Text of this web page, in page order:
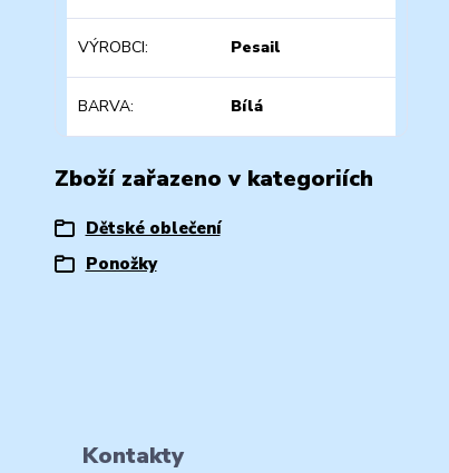
VÝROBCI Pesail
BARVA Bílá
Zboží zařazeno v kategoriích
Dětské oblečení
Ponožky
Kontakty